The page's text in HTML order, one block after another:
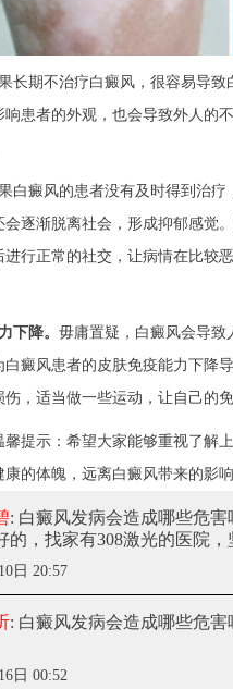
长期不治疗白癜风，很容易导
响患者的外观，也会导致外人的
白癜风的患者没有及时得到治
会逐渐脱离社会，形成抑郁感觉
进行正常的社交，让病情在比较
下降。 毋庸置疑，白癜风会导致
癜风患者的皮肤免疫能力下降
，适当做一些运动，让自己的
馨提示：希望大家能够重视了解
的体魄，远离白癜风带来的影响
: 白癜风发病会造成哪些危害
的，找家有308激光的医院，
日 20:57
: 白癜风发病会造成哪些危害
日 00:52